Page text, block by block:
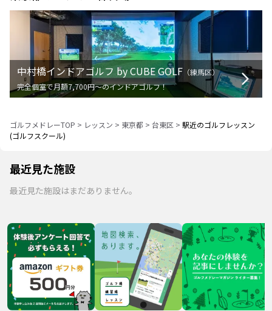
中村橋インドアゴルフ by CUBE GOLF （練馬区）
完全個室で月額7,700円〜のインドアゴルフ！
ゴルフメドレーTOP > レッスン > 東京都 > 台東区 > 駅近のゴルフレッスン
(ゴルフスクール)
最近見た施設
最近見た施設はまだありません。